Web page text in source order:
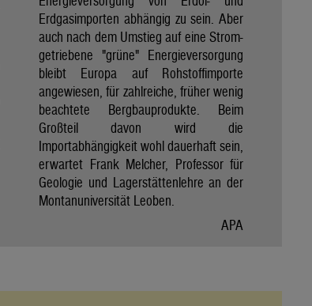
Erdgasimporten abhängig zu sein. Aber
auch nach dem Umstieg auf eine Strom-
getriebene "grüne" Energieversorgung
bleibt Europa auf Rohstoffimporte
angewiesen, für zahlreiche, früher wenig
beachtete Bergbauprodukte. Beim
Großteil davon wird die
Importabhängigkeit wohl dauerhaft sein,
erwartet Frank Melcher, Professor für
Geologie und Lagerstättenlehre an der
Montanuniversität Leoben.
APA